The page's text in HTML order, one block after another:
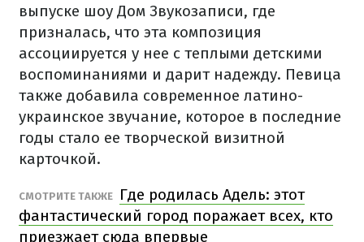
выпуске шоу Дом Звукозаписи, где
призналась, что эта композиция
ассоциируется у нее с теплыми детскими
воспоминаниями и дарит надежду. Певица
также добавила современное латино-
украинское звучание, которое в последние
годы стало ее творческой визитной
карточкой.
СМОТРИТЕ ТАКЖЕ
Где родилась Адель: этот
фантастический город поражает всех, кто
приезжает сюда впервые